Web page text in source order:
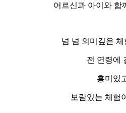
어르신과 아이와 함
넘 넘 의미깊은
전 연령에
흥미있
보람있는 체험